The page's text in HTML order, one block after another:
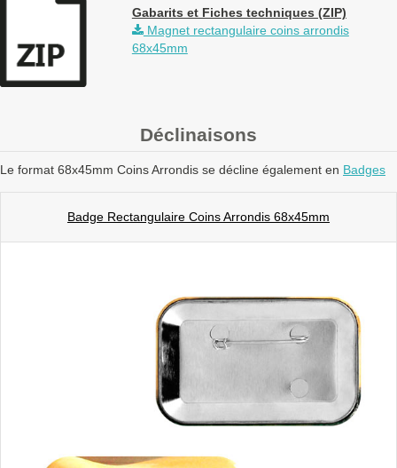
Gabarits et Fiches techniques (ZIP)
Magnet rectangulaire coins arrondis
68x45mm
Déclinaisons
Le format 68x45mm Coins Arrondis se décline également en Badges
Badge Rectangulaire Coins Arrondis 68x45mm